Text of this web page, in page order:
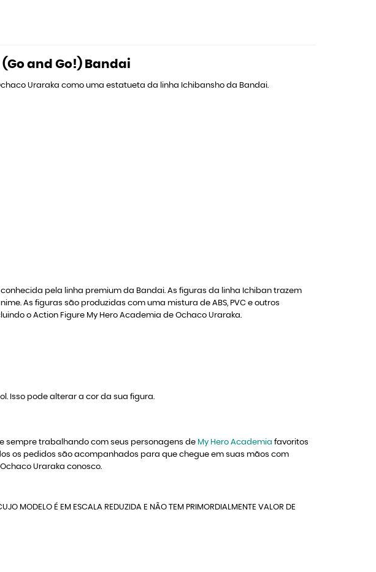
and Go!) Bandai
Uraraka como uma estatueta da linha Ichibansho da Bandai.
pela linha premium da Bandai. As figuras da linha Ichiban trazem
As figuras são produzidas com uma mistura de ABS, PVC e outros
o Action Figure My Hero Academia de Ochaco Uraraka.
Isso pode alterar a cor da sua figura.
sempre trabalhando com seus personagens de My Hero Academia favoritos
os pedidos são acompanhados para que chegue em suas mãos com
Uraraka conosco.
MODELO É EM ESCALA REDUZIDA E NÃO TEM PRIMORDIALMENTE VALOR DE